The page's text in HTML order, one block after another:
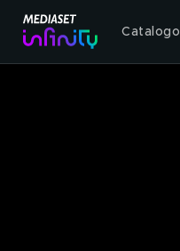
Catalogo